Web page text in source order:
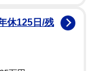
休125日/残